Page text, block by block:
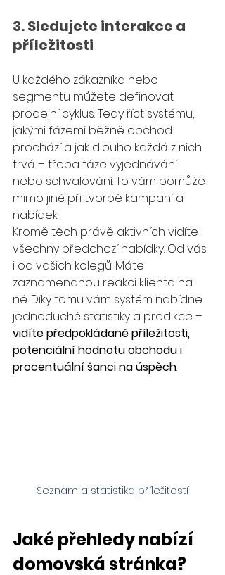
3. Sledujete interakce a
příležitosti
U každého zákazníka nebo
segmentu můžete definovat
prodejní cyklus. Tedy říct systému,
jakými fázemi běžně obchod
prochází a jak dlouho každá z nich
trvá – třeba fáze vyjednávání
nebo schvalování. To vám pomůže
mimo jiné při tvorbě kampaní a
nabídek.
Kromě těch právě aktivních vidíte i
všechny předchozí nabídky. Od vás
i od vašich kolegů. Máte
zaznamenanou reakci klienta na
ně. Díky tomu vám systém nabídne
jednoduché statistiky a predikce –
vidíte předpokládané příležitosti,
potenciální hodnotu obchodu i
procentuální šanci na úspěch.
Seznam a statistika příležitostí
Jaké přehledy nabízí
domovská stránka?